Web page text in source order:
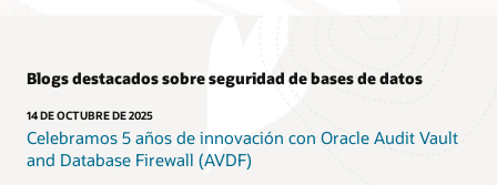
Blogs destacados sobre seguridad de bases de datos
14 DE OCTUBRE DE 2025
Celebramos 5 años de innovación con Oracle Audit Vault
and Database Firewall (AVDF)